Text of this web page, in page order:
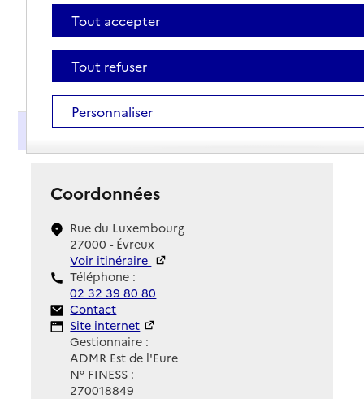
Présentation
Coordonnées
Rue du Luxembourg
27000 - Évreux
Voir itinéraire
Téléphone :
02 32 39 80 80
Contact
Contact
Site Internet
Site internet
Gestionnaire :
ADMR Est de l'Eure
N° FINESS :
270018849
Tout accepter
Tout refuser
Personnaliser